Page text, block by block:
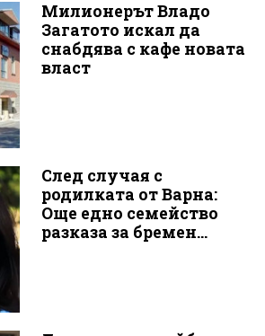
Милионерът Владо
Загатото искал да
снабдява с кафе новата
власт
След случая с
родилката от Варна:
Още едно семейство
разказа за бремен...